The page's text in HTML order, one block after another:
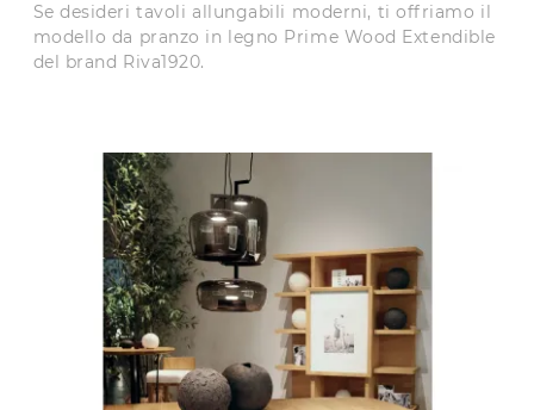
Se desideri tavoli allungabili moderni, ti offriamo il
modello da pranzo in legno Prime Wood Extendible
del brand Riva1920.